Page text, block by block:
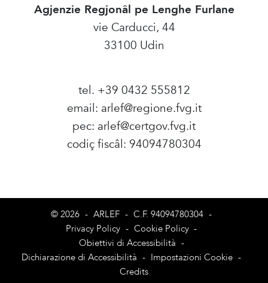
Agjenzie Regjonâl pe Lenghe Furlane
vie Carducci, 44
33100 Udin
tel. +39 0432 555812
email: arlef@regione.fvg.it
pec: arlef@certgov.fvg.it
codiç fiscâl: 94094780304
© 2026 - ARLEF - C.F. 94094780304 -
Privacy Policy - Cookie Policy -
Obiettivi di Accessibilità -
Dichiarazione di Accessibilità - Impostazioni Cookie -
Credits